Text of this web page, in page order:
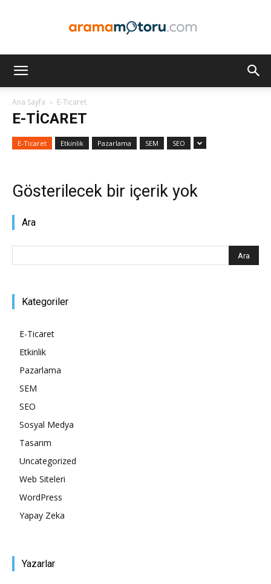
Optimizasyonu
Ana Sayfa E-Ticaret
E-TICARET
E-Ticaret Etkinlik Pazarlama SEM SEO
Gösterilecek bir içerik yok
Ara
Kategoriler
E-Ticaret
Etkinlik
Pazarlama
SEM
SEO
Sosyal Medya
Tasarım
Uncategorized
Web Siteleri
WordPress
Yapay Zeka
Yazarlar